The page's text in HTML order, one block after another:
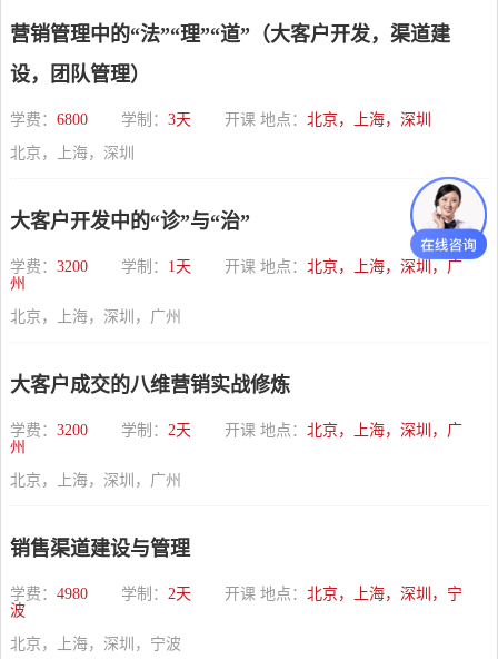
营销管理中的“法”“理”“道”（大客户开发，渠道建
设，团队管理）
学费： 6800 学制： 3天 开课 地点： 北京，上海，深圳
北京，上海，深圳
大客户开发中的“诊”与“治”
学费： 3200 学制： 1天 开课 地点： 北京，上海，深圳，广
州
北京，上海，深圳，广州
大客户成交的八维营销实战修炼
学费： 3200 学制： 2天 开课 地点： 北京，上海，深圳，广
州
北京，上海，深圳，广州
销售渠道建设与管理
学费： 4980 学制： 2天 开课 地点： 北京，上海，深圳，宁
波
北京，上海，深圳，宁波